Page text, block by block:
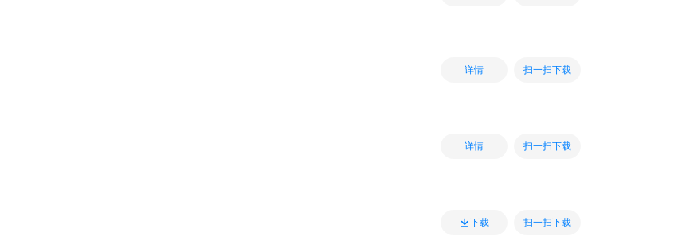
详情 扫一扫下载
详情 扫一扫下载
下载 扫一扫下载